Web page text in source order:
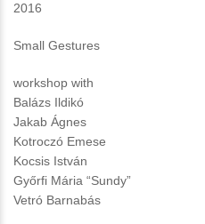
2016
Small Gestures
workshop with
Balázs Ildikó
Jakab Ágnes
Kotroczó Emese
Kocsis István
Győrfi Mária “Sundy”
Vetró Barnabás